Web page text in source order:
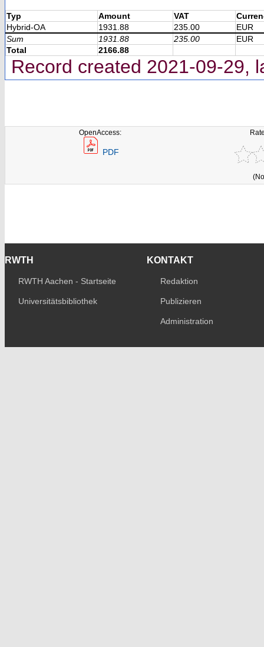
Typ Amount VAT
Hybrid-OA
1931.88 235.00
EUR
Sum
1931.88 235.00
EUR
Total
2166.88
Record created 2021-09-29,
OpenAccess:
PDF
RWTH
RWTH Aachen - Startseite
Universitätsbibliothek
KONTAKT
Redaktion
Publizieren
Administration